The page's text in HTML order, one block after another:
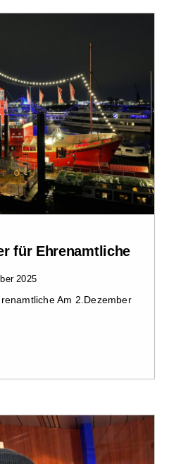
für Ehrenamtliche
2025
Am 2.Dezember